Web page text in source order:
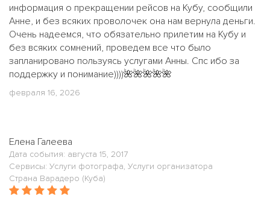
информация о прекращении рейсов на Кубу, сообщили
Анне, и без всяких проволочек она нам вернула деньги.
Очень надеемся, что обязательно прилетим на Кубу и
без всяких сомнений, проведем все что было
запланировано пользуясь услугами Анны. Спс ибо за
поддержку и понимание))))🌺🌺🌺🌺🌺
февраля 16, 2026
Елена Галеева
Дата события: августа 15, 2017
Сервисы: Услуги фотографа, Услуги организатора
Страна Варадеро (Куба)